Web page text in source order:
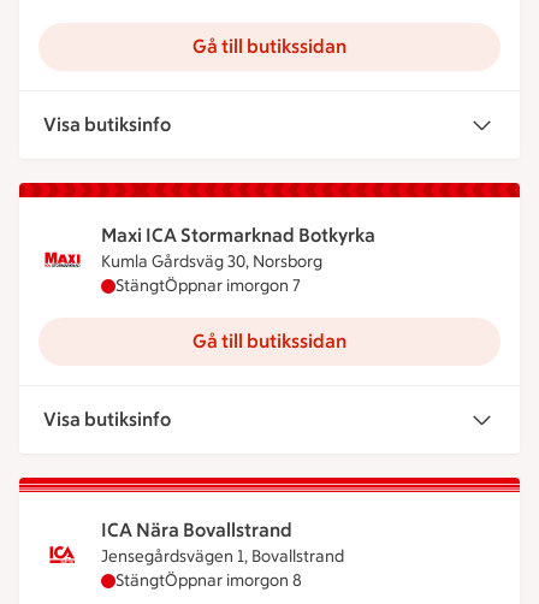
Gå till butikssidan
Visa butiksinfo
Maxi ICA Stormarknad Botkyrka
Kumla Gårdsväg 30, Norsborg
Maxi ICA Stormarknad Botkyrka har stängt idag,
StängtÖppnar imorgon 7
Gå till butikssidan
Visa butiksinfo
ICA Nära Bovallstrand
Jensegårdsvägen 1, Bovallstrand
ICA Nära Bovallstrand har stängt idag, öppnar
StängtÖppnar imorgon 8